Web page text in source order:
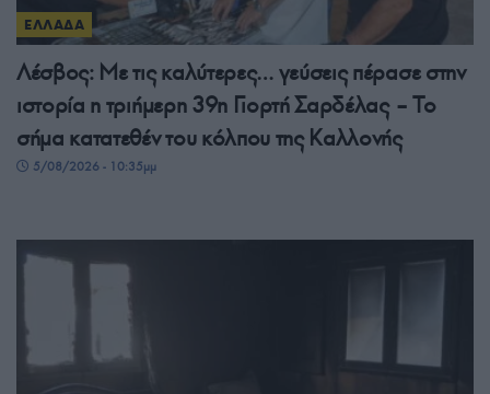
ΕΛΛΑΔΑ
Λέσβος: Με τις καλύτερες… γεύσεις πέρασε στην
ιστορία η τριήμερη 39η Γιορτή Σαρδέλας – Το
σήμα κατατεθέν του κόλπου της Καλλονής
5/08/2026 - 10:35μμ